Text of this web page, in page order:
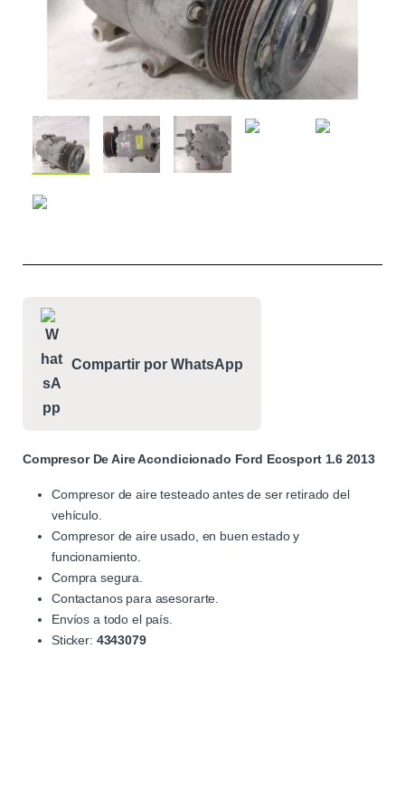
Compartir por WhatsApp
Compresor De Aire Acondicionado Ford Ecosport 1.6 2013
Compresor de aire testeado antes de ser retirado del
vehículo.
Compresor de aire usado, en buen estado y
funcionamiento.
Compra segura.
Contactanos para asesorarte.
Envíos a todo el país.
Sticker: 4343079